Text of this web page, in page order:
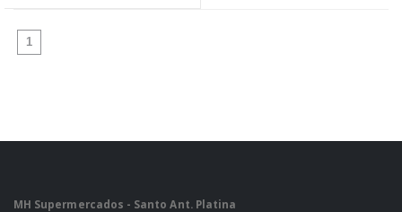
1(atual)
MH Supermercados - Santo Ant. Platina